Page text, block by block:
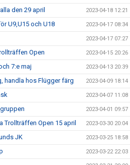
den 29 april 2023-04-18 12:21
U9,U15 och U18 2023-04-17 08:34
2023-04-17 07:27
Open 2023-04-15 20:26
7:e maj 2023-04-13 20:39
handla hos Flügger färg 2023-04-09 18:14
2023-04-07 11:08
2023-04-01 09:57
Trollträffen Open 15 april 2023-03-30 20:04
JK 2023-03-25 18:58
2023-03-22 22:03